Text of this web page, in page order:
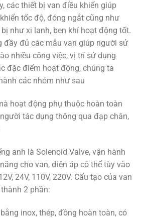
các thiết bị van điều khiển giúp
tốc độ, đóng ngắt cũng như
như xi lanh, ben khí hoạt động tốt.
đầy đủ các mẫu van giúp người sử
nhiều công việc, vị trí sử dụng
đặc điểm hoạt động, chúng ta
các nhóm như sau
hoạt động phụ thuộc hoàn toàn
tác dụng thông qua đạp chân,
anh là Solenoid Valve, vận hành
cho van, điện áp có thể tùy vào
24V, 110V, 220V. Cấu tạo của van
2 phần:
inox, thép, đồng hoàn toàn, có